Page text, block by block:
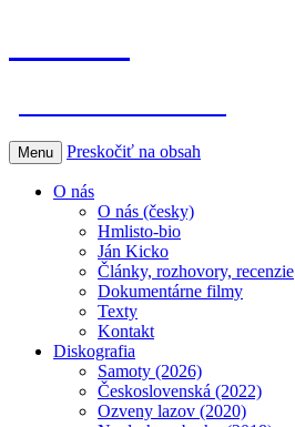
Menu Preskočiť na obsah
O nás
O nás (česky)
Hmlisto-bio
Ján Kicko
Články, rozhovory, recenzie
Dokumentárne filmy
Texty
Kontakt
Diskografia
Samoty (2026)
Československá (2022)
Ozveny lazov (2020)